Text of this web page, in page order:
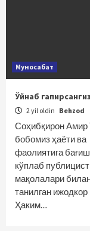
Муносабат
Ўйнаб
2 yil oldin Behzod
Соҳибқирон Амир
бобомиз ҳаёти ва
фаолиятига
кўплаб
мақолалари
танилган ижодкор
Ҳаким…